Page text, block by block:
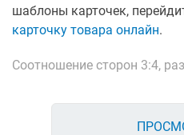
шаблоны карточек,
карточку товара онлайн.
Соотношение сторон 3:4,